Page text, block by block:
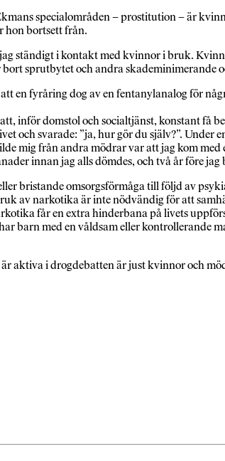
specialområden – prostitution – är
hon bortsett från.
ständigt i kontakt med kvinnor i bruk.
sprutbytet och andra skademinimerande
en fyråring dog av en fentanylanalog för
inför domstol och socialtjänst, konstant få
och svarade: ”ja, hur gör du själv?”. Under
mig från andra mödrar var att jag kom
innan jag alls dömdes, och två år före jag
bristande omsorgsförmåga till följd av
av narkotika är inte nödvändig för att
får en extra hinderbana på livets
barn med en våldsam eller kontrollerande
aktiva i drogdebatten är just kvinnor och